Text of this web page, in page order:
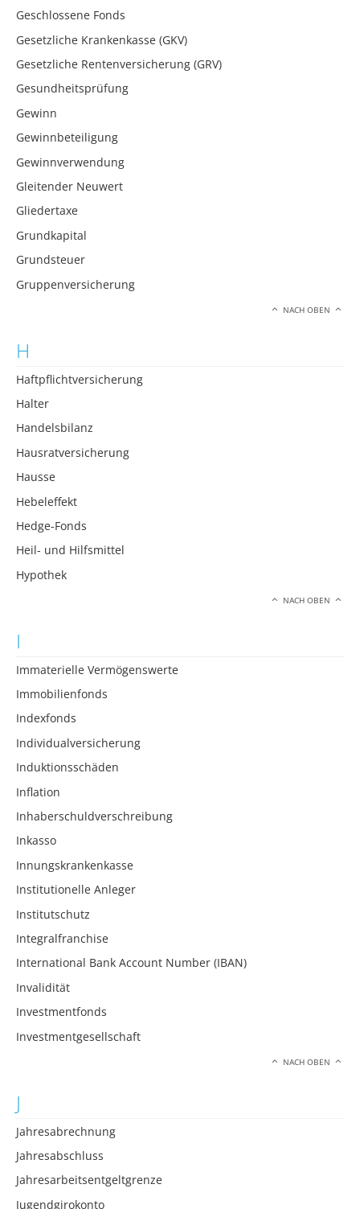
Geschlossene Fonds
Gesetzliche Krankenkasse (GKV)
Gesetzliche Rentenversicherung (GRV)
Gesundheitsprüfung
Gewinn
Gewinnbeteiligung
Gewinnverwendung
Gleitender Neuwert
Gliedertaxe
Grundkapital
Grundsteuer
Gruppenversicherung
NACH OBEN
H
Haftpflichtversicherung
Halter
Handelsbilanz
Hausratversicherung
Hausse
Hebeleffekt
Hedge-Fonds
Heil- und Hilfsmittel
Hypothek
NACH OBEN
I
Immaterielle Vermögenswerte
Immobilienfonds
Indexfonds
Individualversicherung
Induktionsschäden
Inflation
Inhaberschuldverschreibung
Inkasso
Innungskrankenkasse
Institutionelle Anleger
Institutschutz
Integralfranchise
International Bank Account Number (IBAN)
Invalidität
Investmentfonds
Investmentgesellschaft
NACH OBEN
J
Jahresabrechnung
Jahresabschluss
Jahresarbeitsentgeltgrenze
Jugendgirokonto